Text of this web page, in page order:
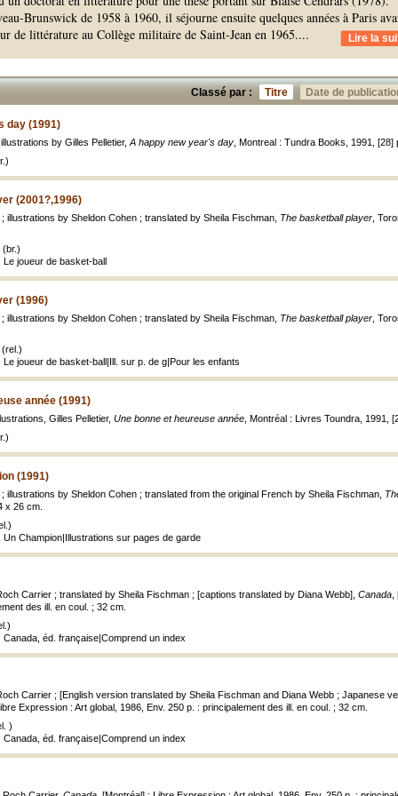
Brunswick de 1958 à 1960, il séjourne ensuite quelques années à Paris
de littérature au Collège militaire de Saint-Jean en 1965.... Lire la
Classé par : Titre Date de
day (1991)
by Gilles Pelletier, A happy new year's day , Montreal : Tundra Books, 1991,
(2001?,1996)
illustrations by Sheldon Cohen ; translated by Sheila Fischman, The basketball player ,
(br.)
joueur de basket-ball
(1996)
illustrations by Sheldon Cohen ; translated by Sheila Fischman, The basketball player ,
joueur de basket-ball|Ill. sur p. de g|Pour les enfants
année (1991)
Gilles Pelletier, Une bonne et heureuse année , Montréal : Livres Toundra, 1991,
(1991)
illustrations by Sheldon Cohen ; translated from the original French by Sheila Fischman,
x 26 cm.
Champion|Illustrations sur pages de garde
Carrier ; translated by Sheila Fischman ; [captions translated by Diana Webb], Canada
des ill. en coul. ; 32 cm.
éd. française|Comprend un index
Carrier ; [English version translated by Sheila Fischman and Diana Webb ; Japanese
Expression : Art global, 1986, Env. 250 p. : principalement des ill. en coul. ; 32 cm.
)
éd. française|Comprend un index